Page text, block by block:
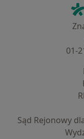
01-
Sąd Rejonowy